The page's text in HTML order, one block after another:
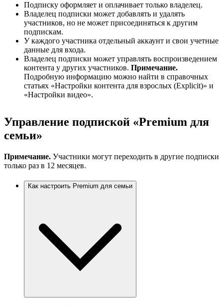
Подписку оформляет и оплачивает только владелец.
Владелец подписки может добавлять и удалять
участников, но не может присоединяться к другим
подпискам.
У каждого участника отдельный аккаунт и свои учетные
данные для входа.
Владелец подписки может управлять воспроизведением
контента у других участников. Примечание.
Подробную информацию можно найти в справочных
статьях «Настройки контента для взрослых (Explicit)» и
«Настройки видео».
Управление подпиской «Premium для
семьи»
Примечание. Участники могут переходить в другие подписки
только раз в 12 месяцев.
Как настроить Premium для семьи